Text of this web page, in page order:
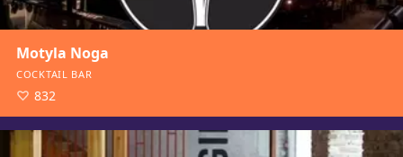
Motyla Noga
COCKTAIL BAR
832